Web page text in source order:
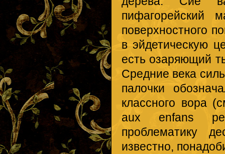
поверхностного
в эйдетическую
есть озаряющий
Средние века
палочки
классного вора
aux enfans
проблематику
известно,